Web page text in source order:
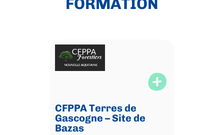
CFPPA Terres de
Gascogne – Site de
Bazas